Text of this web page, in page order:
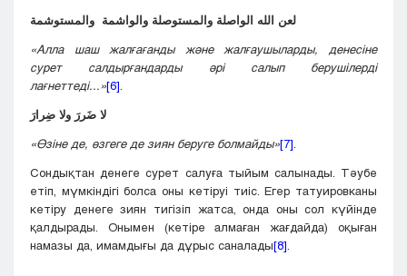
لعن الله الواصلة والمستوصلة والواشمة والمستوشمة
«Алла шаш жалғағанды және жалғаушыларды, денесіне
сурет салдырғандарды әрі салып берушілерді
лағнеттеді...»[6]
لا ضَررَ ولا ضِرارَ
«Өзіне де, өзгеге де зиян беруге болмайды»[7]
Сондықтан денеге сурет салуға тыйым салынады. Тәубе
етіп, мүмкіндігі болса оны кетіруі тиіс. Егер татуировканы
кетіру денеге зиян тигізіп жатса, онда оны сол күйінде
қалдырады. Онымен (кетіре алмаған жағдайда) оқыған
намазы да, имамдығы да дұрыс саналады[8]